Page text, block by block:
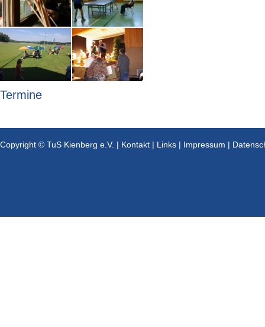
Termine
Copyright © TuS Kienberg e.V. | Kontakt | Links | Impressum |